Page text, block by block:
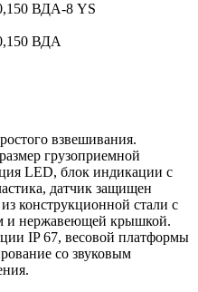
ВДА-8 YS
ВДА
взвешивания.
грузоприемной
LED, блок индикации с
датчик защищен
конструкционной стали с
и нержавеющей крышкой.
IP 67, весовой платформы
со звуковым